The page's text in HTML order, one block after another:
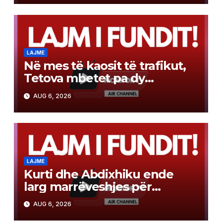
LAJME
Në mes të kaosit të trafikut,
Tetova mbetet pa dy
karrotrecë! Kasami fajëson
mungesën e policëve, SPB
thotë se kishte angazhuar 4
policë
AUG 6, 2026
LAJME
Kurti dhe Abdixhiku ende
larg marrëveshjes për
institucionet
AUG 6, 2026